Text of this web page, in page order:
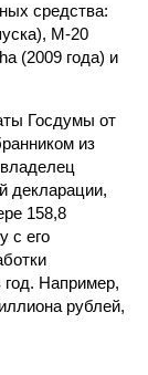
средства:
М-20
(2009 года) и
Госдумы от
из
декларации,
158,8
с его
Например,
рублей,